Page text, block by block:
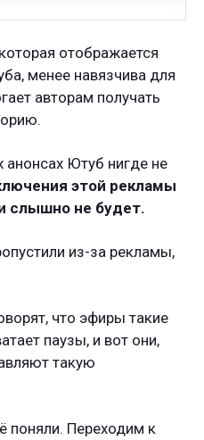
отображается
менее навязчива для
авторам получать
анонсах Ютуб нигде не
этой рекламы
слышно не будет.
из-за рекламы,
что эфиры такие
паузы, и вот они,
такую
поняли. Переходим к